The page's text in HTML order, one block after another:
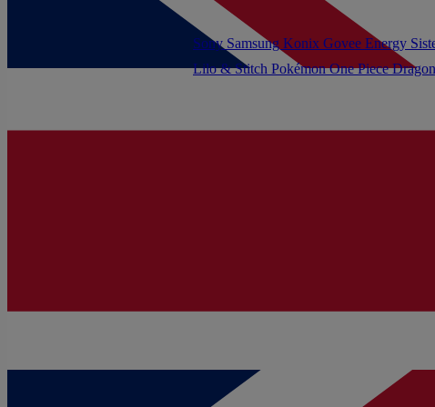
Lilo & Stitch PokémonOne Piece
Sony Samsung Konix Govee Energy